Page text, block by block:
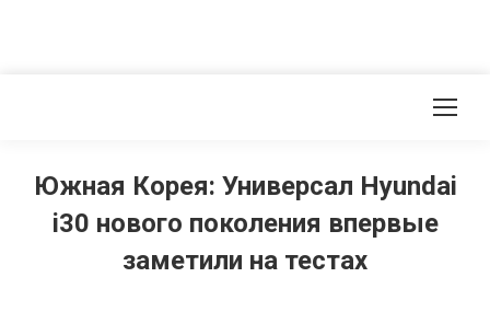
Южная Корея: Универсал Hyundai
i30 нового поколения впервые
заметили на тестах